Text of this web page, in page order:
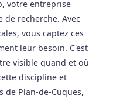
votre entreprise
de recherche. Avec
vous captez ces
leur besoin. C'est
visible quand et où
discipline et
Plan-de-Cuques,